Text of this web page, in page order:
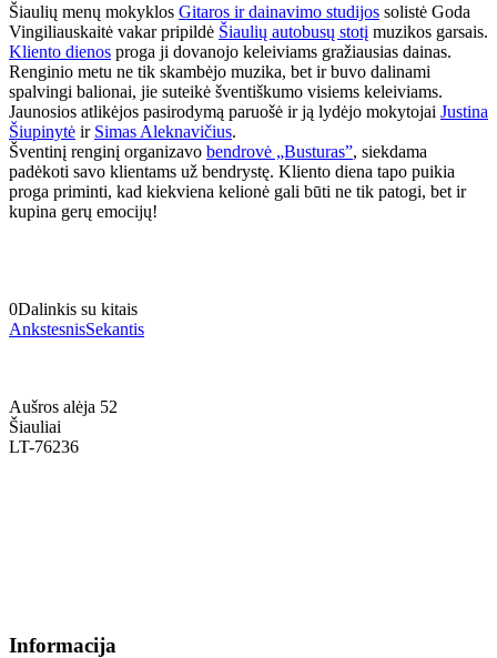
Šiaulių menų mokyklos Gitaros ir dainavimo studijos solistė Goda
Vingiliauskaitė vakar pripildė Šiaulių autobusų stotį muzikos garsais.
Kliento dienos proga ji dovanojo keleiviams gražiausias dainas.
Renginio metu ne tik skambėjo muzika, bet ir buvo dalinami
spalvingi balionai, jie suteikė šventiškumo visiems keleiviams.
Jaunosios atlikėjos pasirodymą paruošė ir ją lydėjo mokytojai Justina
Šiupinytė ir Simas Aleknavičius.
Šventinį renginį organizavo bendrovė „Busturas”, siekdama
padėkoti savo klientams už bendrystę. Kliento diena tapo puikia
proga priminti, kad kiekviena kelionė gali būti ne tik patogi, bet ir
kupina gerų emocijų!
0Dalinkis su kitais
AnkstesnisSekantis
Aušros alėja 52
Šiauliai
LT-76236
Informacija